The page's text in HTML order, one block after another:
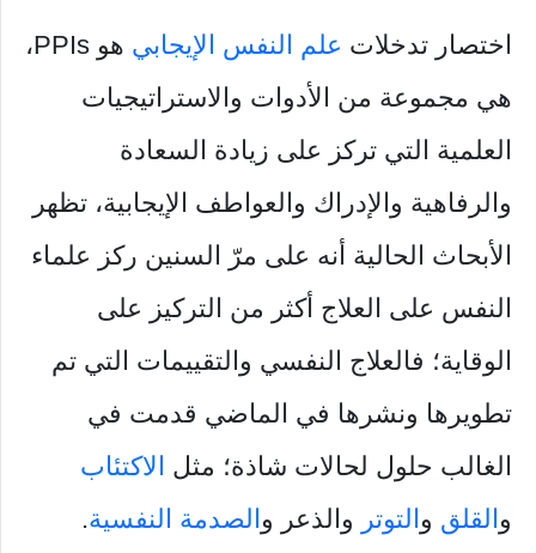
اختصار تدخلات علم النفس الإيجابي
هو PPIs،
هي مجموعة من الأدوات والاستراتيجيات
العلمية التي تركز على زيادة السعادة
والرفاهية والإدراك والعواطف الإيجابية، تظهر
الأبحاث الحالية أنه على مرّ السنين ركز علماء
النفس على العلاج أكثر من التركيز على
الوقاية؛ فالعلاج النفسي والتقييمات التي تم
تطويرها ونشرها في الماضي قدمت في
الغالب حلول لحالات شاذة؛ مثل الاكتئاب
والقلق والتوتر والذعر والصدمة النفسية.